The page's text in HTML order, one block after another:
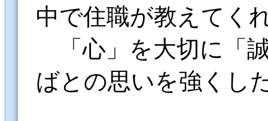
中で住職が教えてく
「心」を大切に「
ばとの思いを強くし